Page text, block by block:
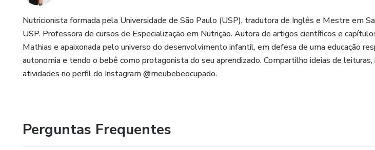
Nutricionista formada pela Universidade de São Paulo (USP), tradutora de Inglês e Mestre em
USP. Professora de cursos de Especialização em Nutrição. Autora de artigos científicos e
Mathias e apaixonada pelo universo do desenvolvimento infantil, em defesa de uma educação
autonomia e tendo o bebê como protagonista do seu aprendizado. Compartilho ideias de leituras,
atividades no perfil do Instagram @meubebeocupado.
Perguntas Frequentes